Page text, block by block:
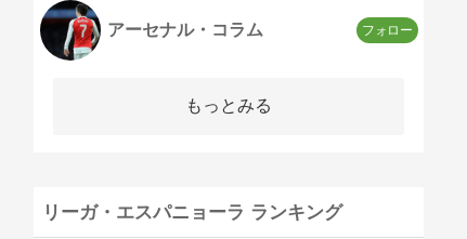
アーセナル・コラム
もっとみる
リーガ・エスパニョーラ ランキング